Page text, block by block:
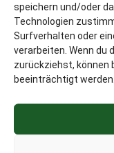
speichern und/oder
Technologien
Surfverhalten oder
verarbeiten. Wenn du
zurückziehst, können
beeinträchtigt werden.